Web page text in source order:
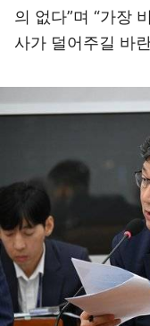
의 없다”며 “가장
사가 덜어주길 바